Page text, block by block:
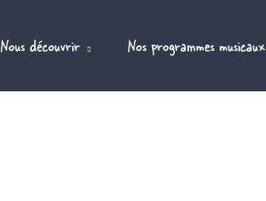
Nous découvrir Nos programmes musicaux